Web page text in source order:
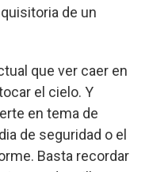
de un
que ver caer en
el cielo. Y
en tema de
de seguridad o el
Basta recordar